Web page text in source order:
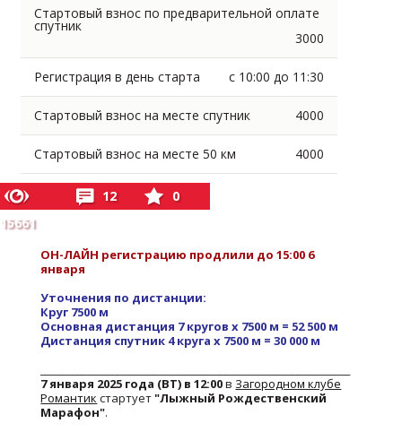
Стартовый взнос по предварительной оплате
спутник
3000
Регистрация в день старта с 10:00 до 11:30
Стартовый взнос на месте спутник 4000
Стартовый взнос на месте 50 км 4000
15661
12 0
ОН-ЛАЙН регистрацию продлили до 15:00 6
января
Уточнения по дистанции:
Круг 7500 м
Основная дистанция 7 кругов х 7500 м = 52 500 м
Дистанция спутник 4 круга х 7500 м = 30 000 м
7 января 2025 года (ВТ) в 12:00в Загородном клубе
Романтик стартует"Лыжный Рождественский
Марафон".